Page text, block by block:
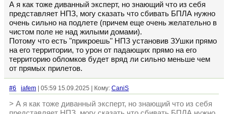
А я как тоже диванный эксперт, но знающий что из себя
представляет НПЗ, могу сказать что сбивать БПЛА нужно
очень сильно на подлете (причем еще очень желательно в
чистом поле не над жилыми домами).
Потому что есть "прикроешь" НПЗ установив ЗУшки прямо
на его территории, то урон от падающих прямо на его
территорию обломков будет вряд ли сильно меньше чем
от прямых прилетов.
#6 iafem | 05:59 15.09.2025 | Кому: CaniS
> А я как тоже диванный эксперт, но знающий что из себя